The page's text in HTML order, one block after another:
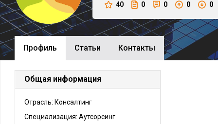
40 0 0 0 0
Профиль Cтатьи Контакты
Общая информация
Отрасль: Консалтинг
Специализация: Аутсорсинг